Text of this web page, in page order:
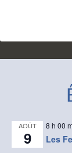
AOÛT
9
8 h 00
Les